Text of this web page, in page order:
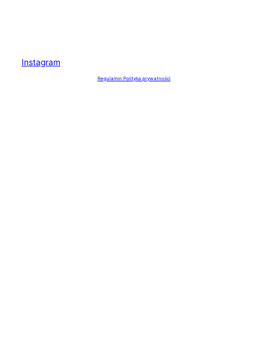
Instagram
Regulamin Polityka prywatności